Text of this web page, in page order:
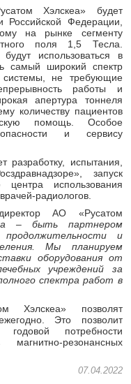
Хэлскеа» будет
Российской Федерации,
на рынке сегменту
поля 1,5 Тесла.
использоваться в
самый широкий спектр
системы, не требующие
работы и
апертура тоннеля
количеству пациентов
помощь. Особое
и сервису
разработку, испытания,
запуск
центра использования
радиологов.
АО «Русатом
– быть партнером
и
Мы планируем
оборудования от
учреждений за
спектра работ в
Хэлскеа» позволят
Это позволит
потребности
резонансных
07.04.2022